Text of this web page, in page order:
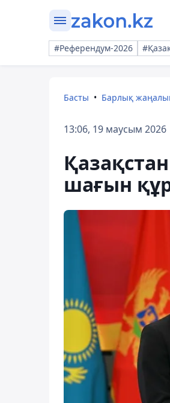
#Референдум-2026
Басты Барлық
13:06, 19 маусым 2026
шағын